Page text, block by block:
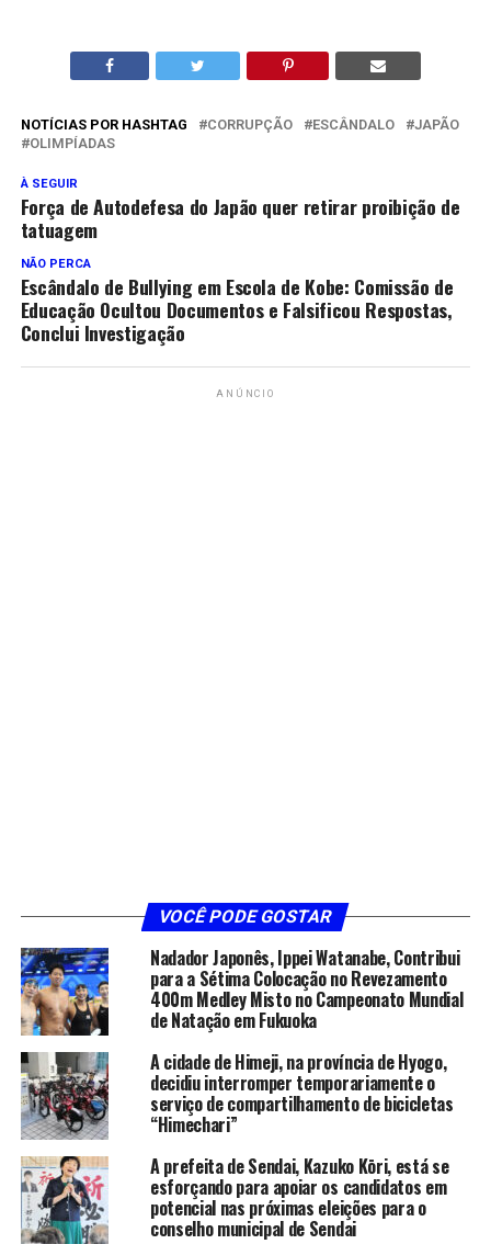
NOTÍCIAS POR HASHTAG CORRUPÇÃO ESCÂNDALO
JAPÃO
OLIMPÍADAS
À SEGUIR
Força de Autodefesa do Japão quer retirar proibição de
tatuagem
NÃO PERCA
Escândalo de Bullying em Escola de Kobe: Comissão de
Educação Ocultou Documentos e Falsificou Respostas,
Conclui Investigação
ANÚNCIO
VOCÊ PODE GOSTAR
Nadador Japonês, Ippei Watanabe, Contribui
para a Sétima Colocação no Revezamento
400m Medley Misto no Campeonato Mundial
de Natação em Fukuoka
A cidade de Himeji, na província de Hyogo,
decidiu interromper temporariamente o
serviço de compartilhamento de bicicletas
“Himechari”
A prefeita de Sendai, Kazuko Kōri, está se
esforçando para apoiar os candidatos em
potencial nas próximas eleições para o
conselho municipal de Sendai